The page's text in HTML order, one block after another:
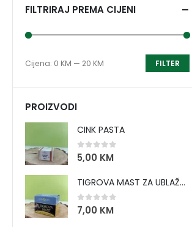
FILTRIRAJ PREMA CIJENI
FILTER
Cijena: 0 KM — 20 KM
PROIZVODI
CINK PASTA
0 out of 5
5,00 KM
TIGROVA MAST ZA UBLAŽAVANJE BOLOVA I ZAGRIJAVANJE MIŠIĆA
0 out of 5
7,00 KM